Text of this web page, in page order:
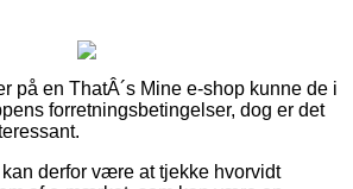
på en ThatÂ´s Mine e-shop kunne de i
forretningsbetingelser, dog er det
derfor være at tjekke hvorvidt